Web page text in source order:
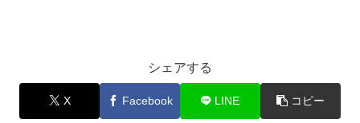
シェアする
X Facebook LINE コピー